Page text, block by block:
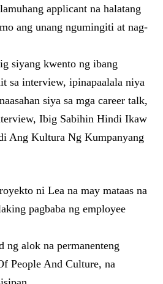
applicant na halatang
ang unang ngumingiti at nag-
siyang kwento ng ibang
sa interview, ipinapaalala niya
siya sa mga career talk,
Ibig Sabihin Hindi Ikaw
Ang Kultura Ng Kumpanyang
ni Lea na may mataas na
pagbaba ng employee
ng alok na permanenteng
People And Culture, na